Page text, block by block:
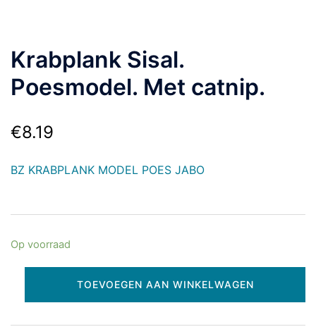
Krabplank Sisal.
Poesmodel. Met catnip.
€8.19
BZ KRABPLANK MODEL POES JABO
Op voorraad
TOEVOEGEN AAN WINKELWAGEN